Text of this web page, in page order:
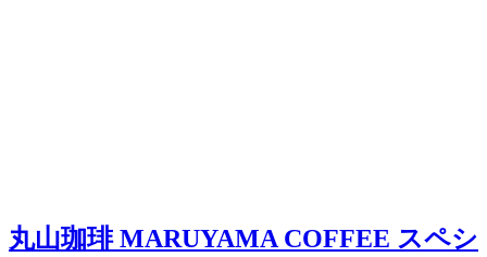
丸山珈琲 MARUYAMA COFFEE スペシ